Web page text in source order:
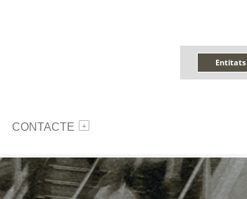
Entitats
CONTACTE